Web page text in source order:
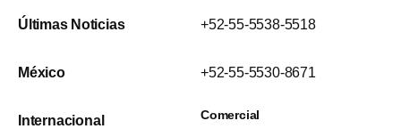
Últimas Noticias
México
Internacional
+52-55-5538-5518
+52-55-5530-8671
Comercial